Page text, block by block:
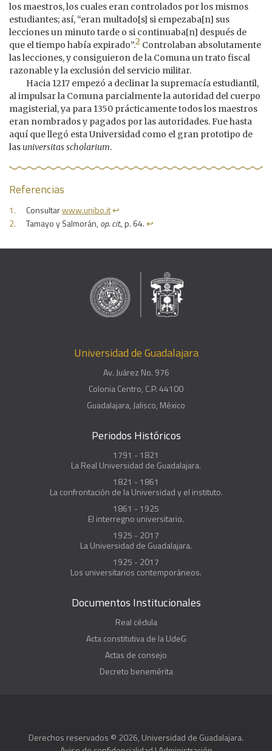
los maestros, los cuales eran controlados por los mismos
estudiantes; así, “eran multado[s] si empezaba[n] sus
lecciones un minuto tarde o si continuaba[n] después de
que el tiempo había expirado”.2 Controlaban absolutamente
las lecciones, y consiguieron de la Comuna un trato fiscal
razonable y la exclusión del servicio militar.
Hacia 1217 empezó a declinar la supremacía estudiantil,
al impulsar la Comuna parcialmente la autoridad del cuerpo
magisterial, ya para 1350 prácticamente todos los maestros
eran nombrados y pagados por las autoridades. Fue hasta
aquí que llegó esta Universidad como el gran prototipo de
las universitas scholarium.
Referencias
Consultarwww.unibo.it↩︎
Tamayo y Salmorán,op. cit., p. 64.↩︎
Universidad de Guadalajara
Av. Juárez No. 976
Colonia Centro, C.P. 44100
Guadalajara, Jalisco, México
Periodos Históricos
1791 - 1821
La Real Universidad de Guadalajara.
1821 - 1861
La confrontación de la Universidad y el instituto.
1861 - 1925
El interregno universitario.
1925 - 2017
La Universidad de Guadalajara.
1925 - 2017
Los universitarios contemporáneos.
Documentos Institucionales
Real cédula
Acta constitutiva de la UdeG
Actas de consejo
Decreto benemérita
Derechos reservados © 2026, Universidad de Guadalajara.